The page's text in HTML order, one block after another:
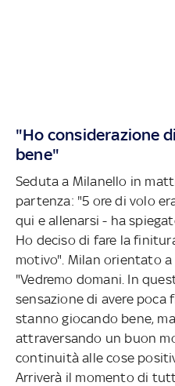
"Ho considerazione
bene"
Seduta a Milanello in
partenza: "5 ore di volo
qui e allenarsi - ha
Ho deciso di fare la
motivo". Milan orientato
"Vedremo domani. In
sensazione di avere poca
stanno giocando bene,
attraversando un buon
continuità alle cose
Arriverà il momento di